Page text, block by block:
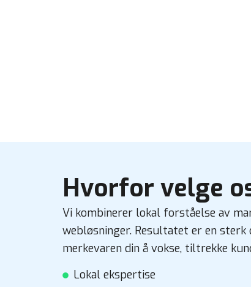
Hvorfor velge
Vi kombinerer lokal forståelse av
webløsninger. Resultatet er en
merkevaren din å vokse, tiltrekke
Lokal ekspertise